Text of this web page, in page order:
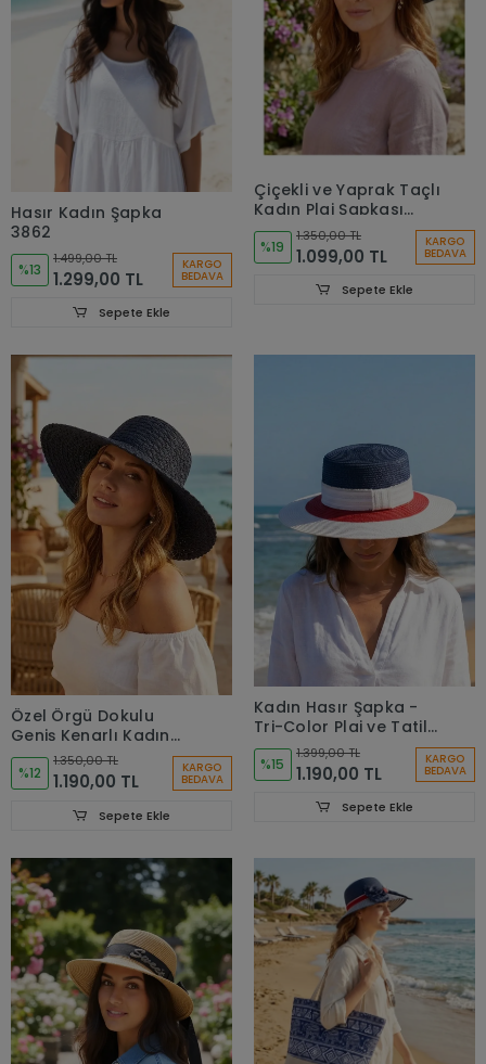
Hasır Kadın Şapka
3862
%13
1.499,00 TL
1.299,00 TL
KARGO
BEDAVA
Sepete Ekle
Çiçekli ve Yaprak Taçlı
Kadın Plaj Şapkası
3869
%19
1.350,00 TL
1.099,00 TL
KARGO
BEDAVA
Sepete Ekle
Özel Örgü Dokulu
Geniş Kenarlı Kadın
Plaj Şapkası Hasır
Kadın Şapka 3860
%12
1.350,00 TL
1.190,00 TL
KARGO
BEDAVA
Sepete Ekle
Kadın Hasır Şapka -
Tri-Color Plaj ve Tatil
Şapkası 3857
%15
1.399,00 TL
1.190,00 TL
KARGO
BEDAVA
Sepete Ekle